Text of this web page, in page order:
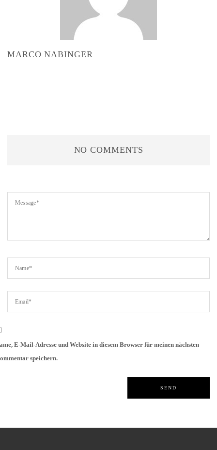
MARCO NABINGER
NO COMMENTS
E-Mail-Adresse und Website in diesem Browser für meinen nächsten
speichern.